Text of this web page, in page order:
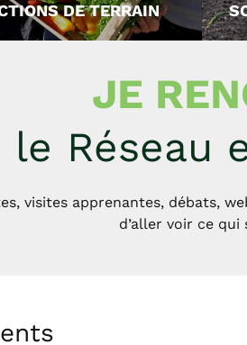
DE TERRAIN
JE
le Réseau
visites apprenantes, débats,
d’aller voir ce